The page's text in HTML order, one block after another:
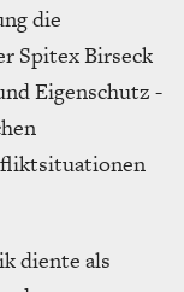
die
Spitex Birseck
Eigenschutz -
diente als